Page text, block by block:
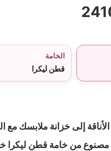
الخامة
قطن ليكرا
إلى خزانة ملابسك مع
من خامة قطن ليكرا